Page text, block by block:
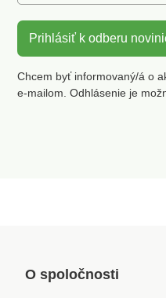
Prihlásiť k odberu
Chcem byť informovaný/á o
e-mailom. Odhlásenie je
O spoločnosti